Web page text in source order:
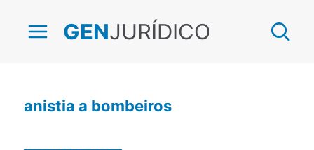
GENJURÍDICO
anistia a bombeiros